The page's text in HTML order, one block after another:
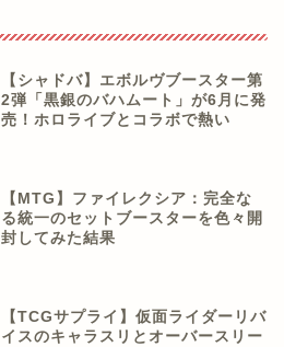
【シャドバ】エボルヴブースター第
2弾「黒銀のバハムート」が6月に発
売！ホロライブとコラボで熱い
【MTG】ファイレクシア：完全な
る統一のセットブースターを色々開
封してみた結果
【TCGサプライ】仮面ライダーリバ
イスのキャラスリとオーバースリー